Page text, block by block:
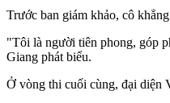
Trước ban giám khảo, cô
"Tôi là người tiên phong, góp
Giang phát biểu.
Ở vòng thi cuối cùng, đại diện